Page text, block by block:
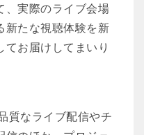
、実際のライブ会場
新たな視聴体験を新
お届けしてまいり
質なライブ配信やチ